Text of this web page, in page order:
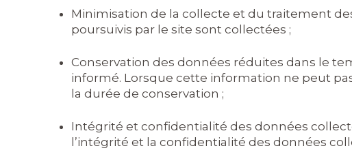
Minimisation de la collecte et du traitement
poursuivis par le site sont collectées ;
Conservation des données réduites dans le
informé. Lorsque cette information ne peut
la durée de conservation ;
Intégrité et confidentialité des données
l’intégrité et la confidentialité des données